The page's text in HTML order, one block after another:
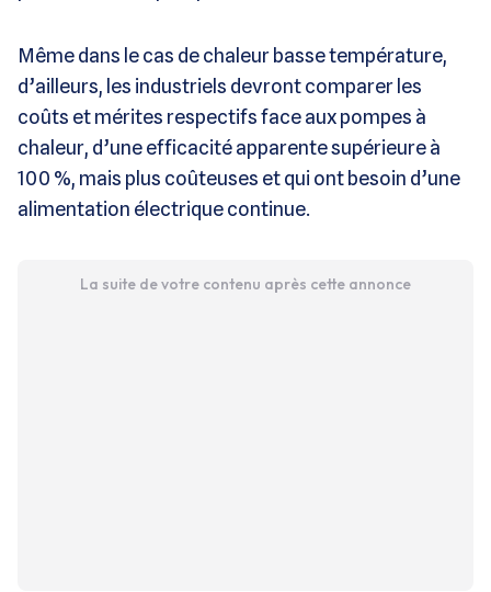
Même dans le cas de chaleur basse température,
d’ailleurs, les industriels devront comparer les
coûts et mérites respectifs face aux pompes à
chaleur, d’une efficacité apparente supérieure à
100 %, mais plus coûteuses et qui ont besoin d’une
alimentation électrique continue.
La suite de votre contenu après cette annonce